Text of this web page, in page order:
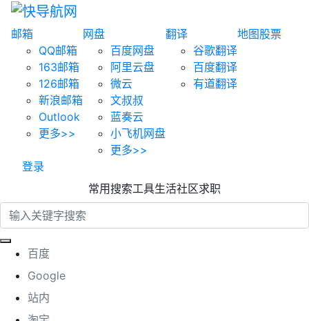
邮箱
QQ邮箱
163邮箱
126邮箱
新浪邮箱
Outlook
更多>>
网盘
百度网盘
阿里云盘
微云
文叔叔
蓝奏云
小飞机网盘
更多>>
翻译
谷歌翻译
百度翻译
有道翻译
地图股票
登录
常用搜索工具生活社区求职
百度
Google
站内